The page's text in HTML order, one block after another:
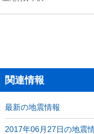
関連情報
最新の地震情報
2017年06月27日の地震